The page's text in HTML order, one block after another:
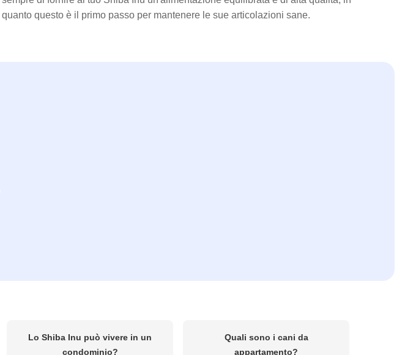
quanto questo è il primo passo per mantenere le sue articolazioni sane.
Lo Shiba Inu può vivere in un
condominio?
Quali sono i cani da
appartamento?